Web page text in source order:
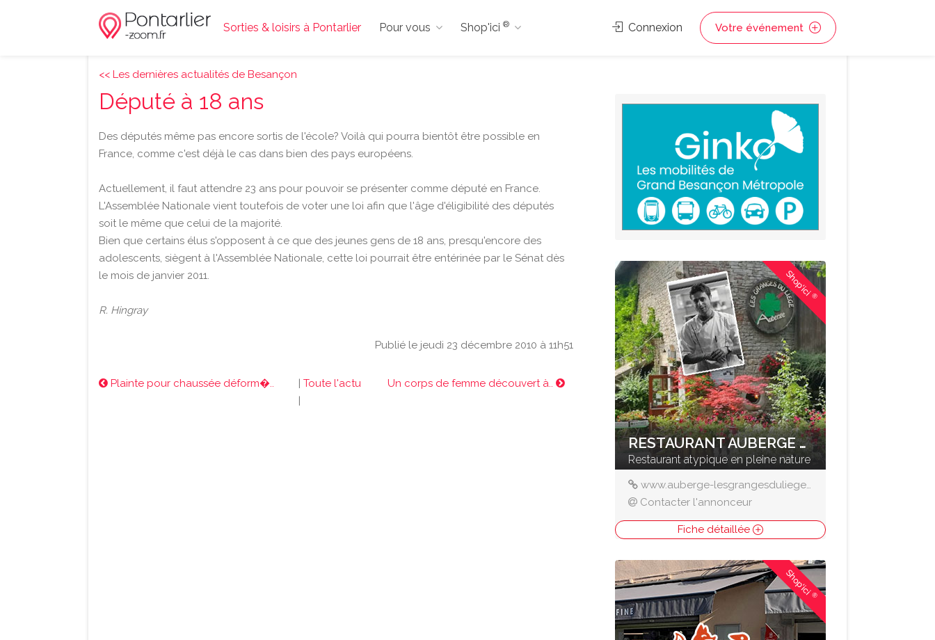
Sorties & loisirs à Pontarlier Pour vous Shop'ici® Connexion Votre événement
<< Les dernières actualités de Besançon
Député à 18 ans
Des députés même pas encore sortis de l'école? Voilà qui pourra bientôt être possible en
France, comme c'est déjà le cas dans bien des pays européens.
Actuellement, il faut attendre 23 ans pour pouvoir se présenter comme député en France.
L'Assemblée Nationale vient toutefois de voter une loi afin que l'âge d'éligibilité des députés
soit le même que celui de la majorité.
Bien que certains élus s'opposent à ce que des jeunes gens de 18 ans, presqu'encore des
adolescents, siègent à l'Assemblée Nationale, cette loi pourrait être entérinée par le Sénat dès
le mois de janvier 2011.
R. Hingray
Publié le jeudi 23 décembre 2010 à 11h51
Plainte pour chaussée déform�.. | Toute l'actu
|
Un corps de femme découvert à..
Shop'ici®
RESTAURANT AUBERGE LES GRANGES DU LIÈGE
Restaurant atypique en pleine nature
www.auberge-lesgrangesduliege.fr
Contacter l'annonceur
Fiche détaillée
Shop'ici®